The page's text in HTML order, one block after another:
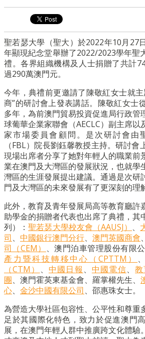
聖若瑟大學（聖大）於2022年10月27
年顯現紀念堂舉辦了2022/2023學年聖
禮。各界組織機構及人士捐贈了共計
過290萬澳門元。
今年，典禮前更邀請了陳敬紅女士就
商”的研討會上發表講話。陳敬紅女士
多年，為前澳門貿易投資促進局行政管
球葡華企業家聯會（AECLC）副主席以
家市場委員會顧問。是次研討會由
（FBL）院長劉鈺馨教授主持。研討
現場出席者分享了她對年輕人的職業前
業在澳門及大灣區的發展狀況，也就學
灣區的生涯發展提出建議。通過是次研
門及大灣區的未來發展有了更深刻的理
此外，教育及青年發展局高等教育廳許
助學金的捐贈者代表也出席了典禮，其
列）：聖若瑟大學校友會（AAUSJ） 、
司、 中國銀行澳門分行、 澳門英國商會、
司（CEM） 、澳門泊車管理股份有限
產力暨科技轉移中心（CPTTM） 、
（CTM）
、 中國日報 、 中國電信、
團、澳門霍英東基金會、羅掌權先生、
心、 金沙中國有限公司、邵惠珠女士。
為營造大學社區包容性、公平性和尊重
足於其國際化特色，致力於促進澳門
展，在澳門年輕人群中推廣跨文化體驗